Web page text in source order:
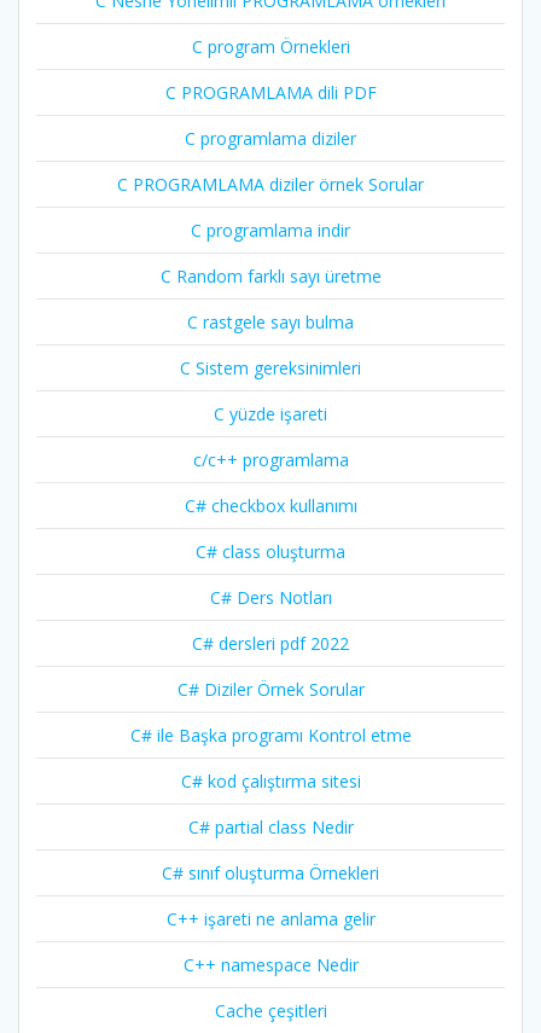
C program Örnekleri
C PROGRAMLAMA dili PDF
C programlama diziler
C PROGRAMLAMA diziler örnek Sorular
C programlama indir
C Random farklı sayı üretme
C rastgele sayı bulma
C Sistem gereksinimleri
C yüzde işareti
c/c++ programlama
C# checkbox kullanımı
C# class oluşturma
C# Ders Notları
C# dersleri pdf 2022
C# Diziler Örnek Sorular
C# ile Başka programı Kontrol etme
C# kod çalıştırma sitesi
C# partial class Nedir
C# sınıf oluşturma Örnekleri
C++ işareti ne anlama gelir
C++ namespace Nedir
Cache çeşitleri